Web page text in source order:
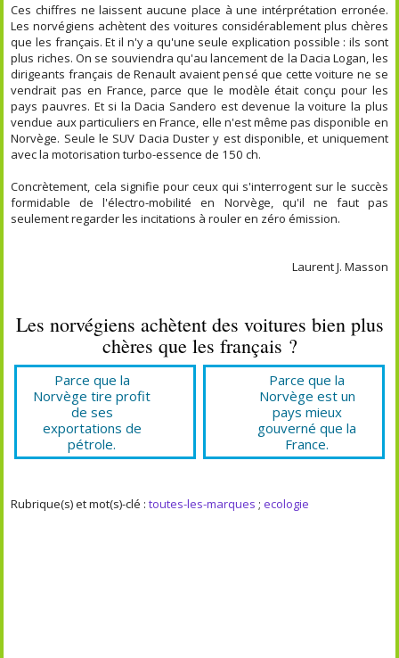
Ces chiffres ne laissent aucune place à une intérprétation erronée.
Les norvégiens achètent des voitures considérablement plus chères
que les français. Et il n'y a qu'une seule explication possible : ils sont
plus riches. On se souviendra qu'au lancement de la Dacia Logan, les
dirigeants français de Renault avaient pensé que cette voiture ne se
vendrait pas en France, parce que le modèle était conçu pour les
pays pauvres. Et si la Dacia Sandero est devenue la voiture la plus
vendue aux particuliers en France, elle n'est même pas disponible en
Norvège. Seule le SUV Dacia Duster y est disponible, et uniquement
avec la motorisation turbo-essence de 150 ch.
Concrètement, cela signifie pour ceux qui s'interrogent sur le succès
formidable de l'électro-mobilité en Norvège, qu'il ne faut pas
seulement regarder les incitations à rouler en zéro émission.
Laurent J. Masson
Les norvégiens achètent des voitures bien plus
chères que les français ?
Parce que la
Norvège tire profit
de ses
exportations de
pétrole.
Parce que la
Norvège est un
pays mieux
gouverné que la
France.
Rubrique(s) et mot(s)-clé :toutes-les-marques ;ecologie